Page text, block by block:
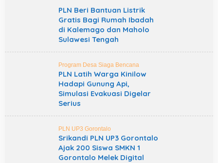
PLN Beri Bantuan Listrik
Gratis Bagi Rumah Ibadah
di Kalemago dan Maholo
Sulawesi Tengah
Program Desa Siaga Bencana
PLN Latih Warga Kinilow
Hadapi Gunung Api,
Simulasi Evakuasi Digelar
Serius
PLN UP3 Gorontalo
Srikandi PLN UP3 Gorontalo
Ajak 200 Siswa SMKN 1
Gorontalo Melek Digital